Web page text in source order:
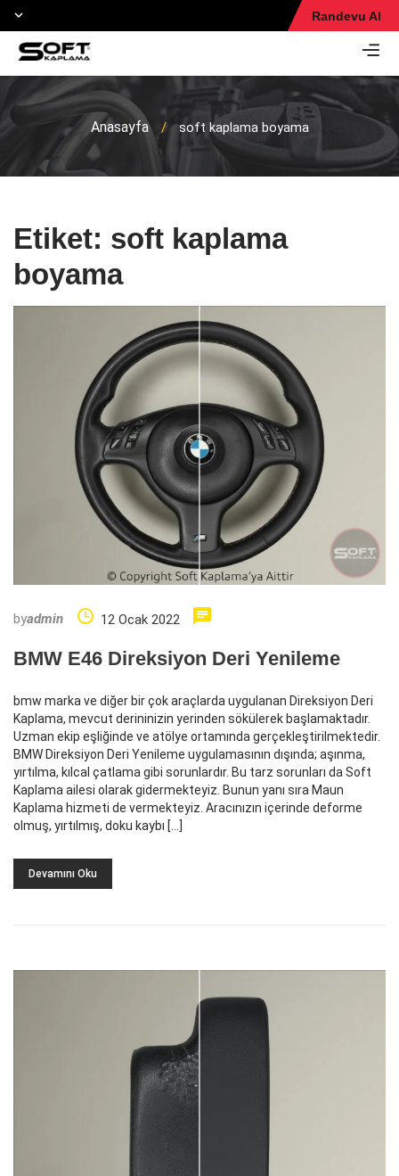
Randevu Al
Anasayfa / soft kaplama boyama
Etiket: soft kaplama
boyama
byadmin 12 Ocak 2022
BMW E46 Direksiyon Deri Yenileme
bmw marka ve diğer bir çok araçlarda uygulanan Direksiyon Deri
Kaplama, mevcut derininizin yerinden sökülerek başlamaktadır.
Uzman ekip eşliğinde ve atölye ortamında gerçekleştirilmektedir.
BMW Direksiyon Deri Yenileme uygulamasının dışında; aşınma,
yırtılma, kılcal çatlama gibi sorunlardır. Bu tarz sorunları da Soft
Kaplama ailesi olarak gidermekteyiz. Bunun yanı sıra Maun
Kaplama hizmeti de vermekteyiz. Aracınızın içerinde deforme
olmuş, yırtılmış, doku kaybı […]
Devamını Oku